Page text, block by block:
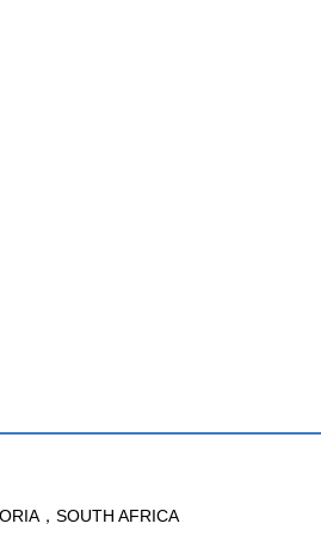
，SOUTH AFRICA